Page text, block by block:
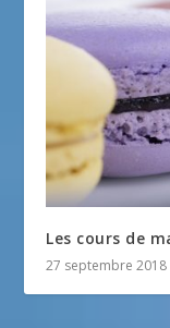
Les cours de
27 septembre 2018